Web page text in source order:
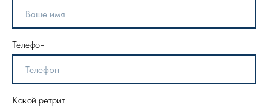
Телефон
Какой ретрит